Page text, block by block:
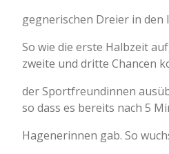
gegnerischen Dreier in den
So wie die erste Halbzeit
zweite und dritte Chancen
der Sportfreundinnen
so dass es bereits nach 5
Hagenerinnen gab. So